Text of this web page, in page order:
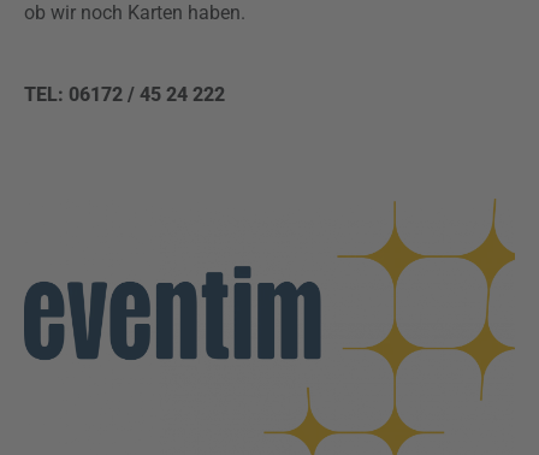
ob wir noch Karten haben.
TEL: 06172 / 45 24 222